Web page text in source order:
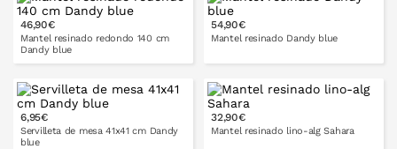
PONLO EN LA CESTA PONLO EN LA CESTA
46,90€
Mantel resinado redondo 140 cm
Dandy blue
PONLO EN LA CESTA
54,90€
Mantel resinado Dandy blue
140x200
cm
140x250
140x300
6,95€
Servilleta de mesa 41x41 cm Dandy
blue
32,90€
Mantel resinado lino-alg Sahara